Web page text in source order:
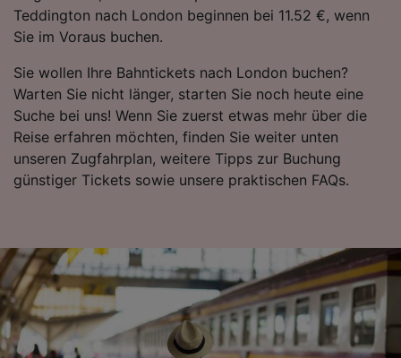
Teddington nach London beginnen bei 11.52 €, wenn
Sie im Voraus buchen.
Sie wollen Ihre Bahntickets nach London buchen?
Warten Sie nicht länger, starten Sie noch heute eine
Suche bei uns! Wenn Sie zuerst etwas mehr über die
Reise erfahren möchten, finden Sie weiter unten
unseren Zugfahrplan, weitere Tipps zur Buchung
günstiger Tickets sowie unsere praktischen FAQs.